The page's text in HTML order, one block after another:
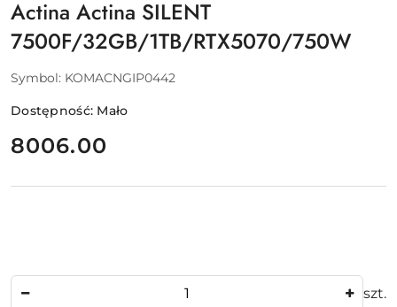
Actina Actina SILENT
7500F/32GB/1TB/RTX5070/750W
Symbol: KOMACNGIP0442
Dostępność: Mało
cena:
8006.00
szt.